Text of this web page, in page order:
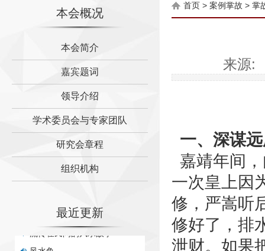
本会概况
本会简介
嘉宾题词
领导介绍
学术委员会与专家团队
研究会章程
组织机构
最近更新
毛泽东与蒋介石风水故事
赖布衣风水故事之福人居福
晋商大院有怎样的风水布局
唐朝泓治大师福地传奇
诸葛亮墓地传说与风水之迷
折臂三公
“油灯定穴”出三苏
牛眠穴
首页 > 案例掌故 > 掌
来源
一、深谋
嘉靖年间
一次皇上因
修，严嵩听
修好了，排
泄财。如果